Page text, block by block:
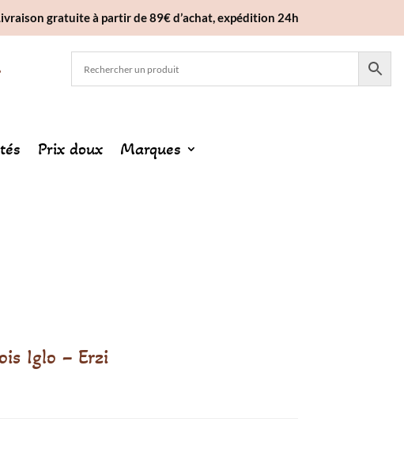
gratuite à partir de 89€ d’achat, expédition 24h
Prix doux Marques
Iglo – Erzi